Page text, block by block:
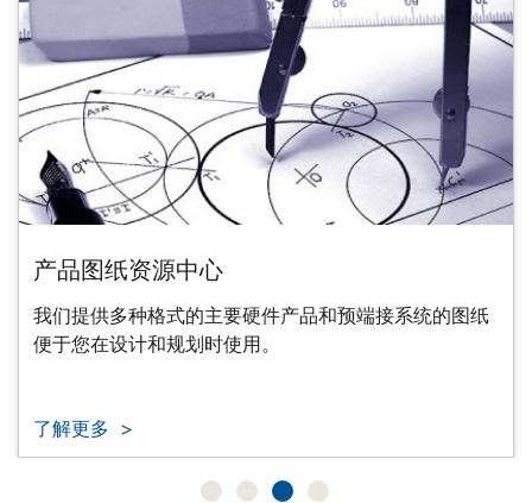
产品图纸资源中心
我们提供多种格式的主要硬件产品和预端接系统的图纸
便于您在设计和规划时使用。
了解更多